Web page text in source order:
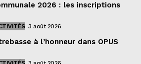
2026 : les inscriptions
3 août 2026
à l’honneur dans OPUS